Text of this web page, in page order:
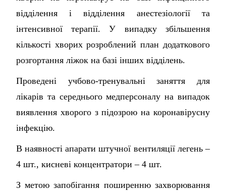
відділення і відділення анестезіології та
інтенсивної терапії. У випадку збільшення
кількості хворих розроблений план додаткового
розгортання ліжок на базі інших відділень.
Проведені учбово-тренувальні заняття для
лікарів та середнього медперсоналу на випадок
виявлення хворого з підозрою на коронавірусну
інфекцію.
В наявності апарати штучної вентиляції легень –
4 шт., кисневі концентратори – 4 шт.
З метою запобігання поширенню захворювання